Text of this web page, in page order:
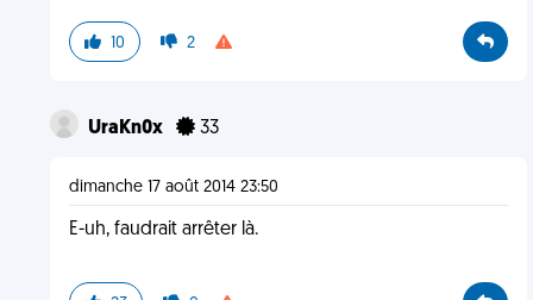
10 2
UraKn0x 33
dimanche 17 août 2014 23:50
E-uh, faudrait arrêter là.